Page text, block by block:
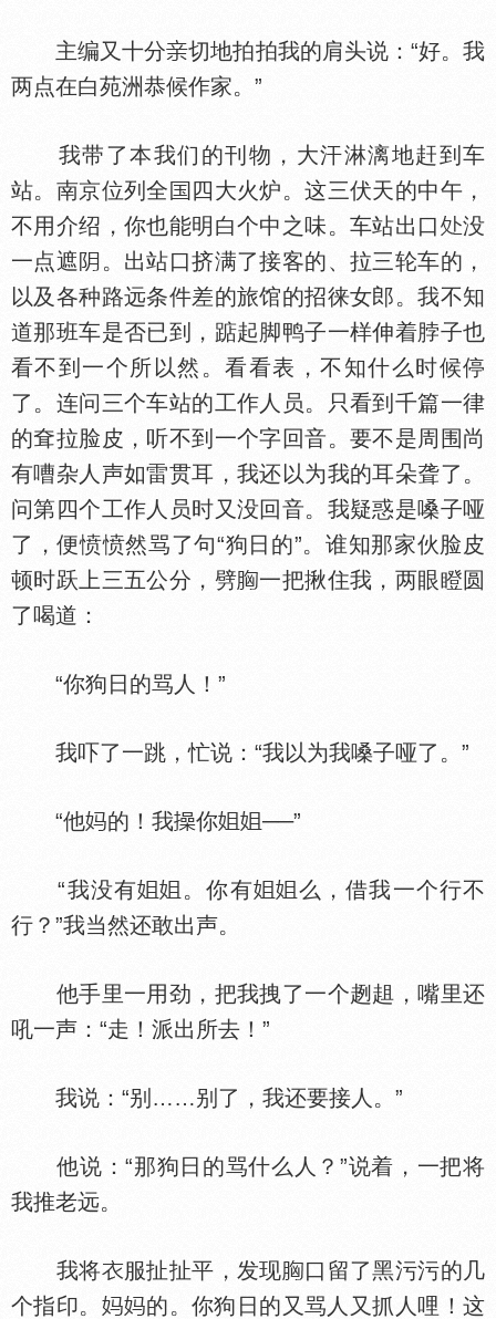
主编又十分
切地拍拍我的肩头说：“好。我
两点在白苑洲恭候作家。”
我带了本我们的刊物，大汗淋漓地赶到车
站。南京位列全
四大火炉。这三伏天的中午，
不用介绍，你也能明白个中之味。车站出口
没
一点遮
。出站口挤满了接客的、拉三轮车的，
以及各种路远条件差的旅馆的招徕女郎。我不知
道那班车是否已到，踮起脚鸭子一样伸着脖子也
看不到一个所以然。看看表，不知什么时候停
了。连问三个车站的工作人员。只看到千篇一律
的耷拉脸皮，听不到一个字回音。要不是周围尚
有嘈杂人声如雷贯耳，我还以为我的耳朵聋了。
问第四个工作人员时又没回音。我疑惑是嗓子哑
了，便愤愤然骂了句“狗日的”。谁知那家伙脸皮
顿时跃上三五公分，劈
一把揪住我，两眼瞪圆
了喝道：
“你狗日的骂人！”
我吓了一跳，忙说：“我以为我嗓子哑了。”
“他 的！我 你 ──”
“我没有 。你有
么，借我一个行不
行？”我当然还敢出声。
他手里一用劲，把我拽了一个趔趄，嘴里还
吼一声：“走！派出所去！”
我说：“别……别了，我还要接人。”
他说：“那狗日的骂什么人？”说着，一把将
我推老远。
我将 服扯扯平，发现
口留了黑污污的几
个指印。
的。你狗日的又骂人又抓人哩！这